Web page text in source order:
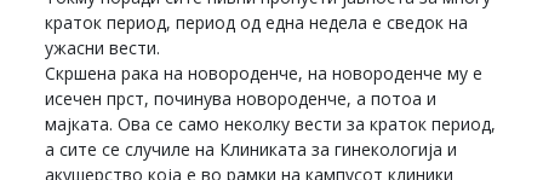
краток период, период од една недела е сведок на
ужасни вести.
Скршена рака на новороденче, на новороденче му е
исечен прст, починува новороденче, а потоа и
мајката. Ова се само неколку вести за краток период,
а сите се случиле на Клиниката за гинекологија и
акушерство која е во рамки на кампусот клиники